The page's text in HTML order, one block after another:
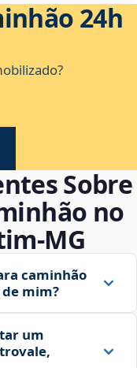
24h
Sobre
no
caminhão
mim?
um